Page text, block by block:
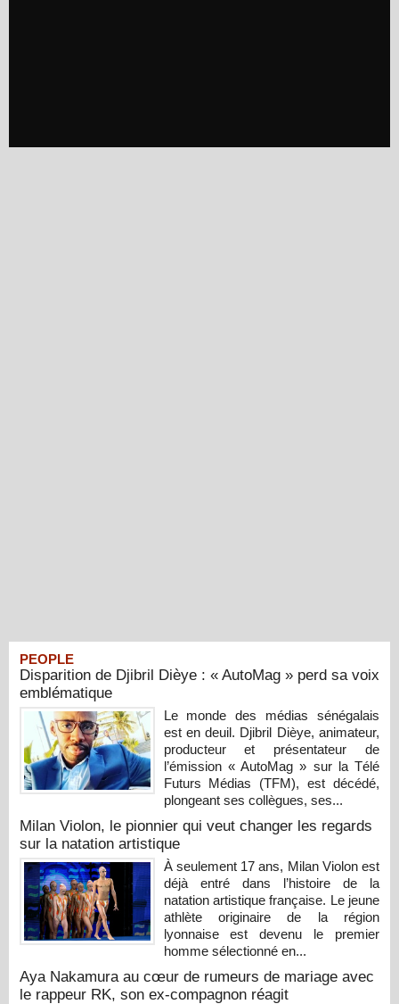
PEOPLE
Disparition de Djibril Dièye : « AutoMag » perd sa voix
emblématique
Le monde des médias sénégalais
est en deuil. Djibril Dièye, animateur,
producteur et présentateur de
l’émission « AutoMag » sur la Télé
Futurs Médias (TFM), est décédé,
plongeant ses collègues, ses...
Milan Violon, le pionnier qui veut changer les regards
sur la natation artistique
À seulement 17 ans, Milan Violon est
déjà entré dans l’histoire de la
natation artistique française. Le jeune
athlète originaire de la région
lyonnaise est devenu le premier
homme sélectionné en...
Aya Nakamura au cœur de rumeurs de mariage avec
le rappeur RK, son ex-compagnon réagit